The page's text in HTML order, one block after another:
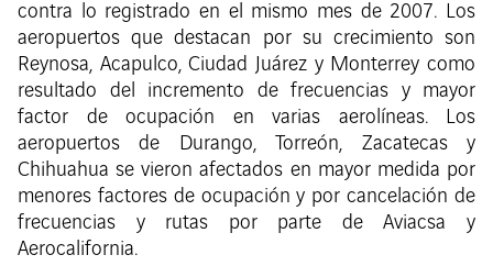
contra lo registrado en el mismo mes de 2007. Los
aeropuertos que destacan por su crecimiento son
Reynosa, Acapulco, Ciudad Juárez y Monterrey como
resultado del incremento de frecuencias y mayor
factor de ocupación en varias aerolíneas. Los
aeropuertos de Durango, Torreón, Zacatecas y
Chihuahua se vieron afectados en mayor medida por
menores factores de ocupación y por cancelación de
frecuencias y rutas por parte de Aviacsa y
Aerocalifornia.